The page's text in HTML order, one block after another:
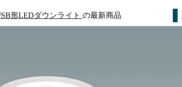
形LEDダウンライト の最新商品